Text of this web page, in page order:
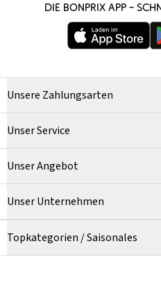
DIE BONPRIX APP –
Unsere Zahlungsarten
Unser Service
Unser Angebot
Unser Unternehmen
Topkategorien / Saisonales